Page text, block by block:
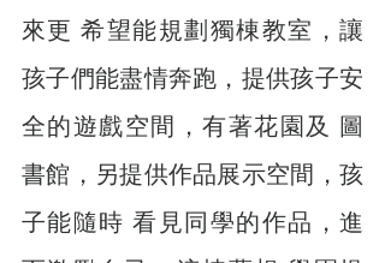
來更 希望能規劃獨棟教室，讓
孩子們能盡情奔跑，提供孩子安
全的遊戲空間，有著花園及 圖
書館，另提供作品展示空間，孩
子能隨時 看見同學的作品，進